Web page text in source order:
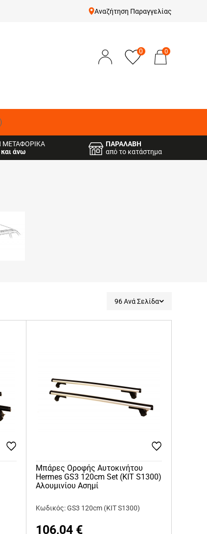
Αναζήτηση Παραγγελίας
0 0
ΜΕΤΑΦΟΡΙΚΑ
άνω
ΠΑΡΑΛΑΒΗ
από το κατάστημα
96 Ανά Σελίδα
Μπάρες Οροφής Αυτοκινήτου
Hermes GS3 120cm Set (KIT S1300)
Αλουμινίου Ασημί
Κωδικός: GS3 120cm (KIT S1300)
106,04 €